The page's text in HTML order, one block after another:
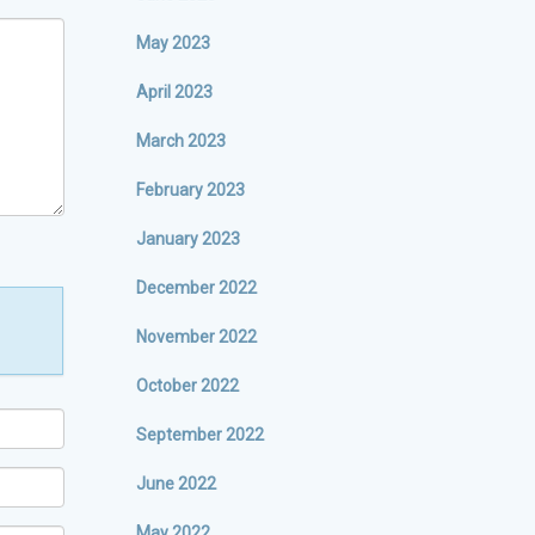
May 2023
April 2023
March 2023
February 2023
January 2023
December 2022
November 2022
October 2022
September 2022
June 2022